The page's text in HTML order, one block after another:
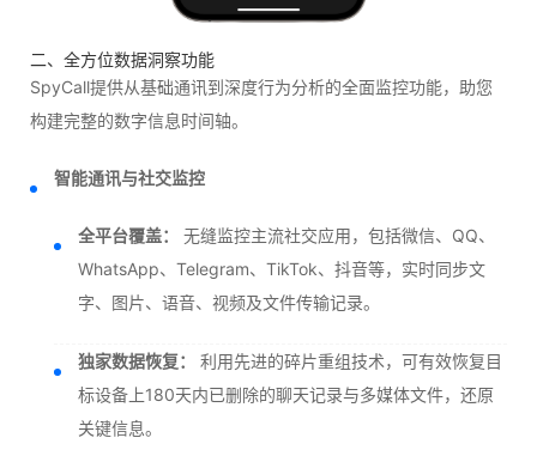
二、全方位数据洞察功能
SpyCall提供从基础通讯到深度行为分析的全面监控功能，助您
构建完整的数字信息时间轴。
智能通讯与社交监控
全平台覆盖：
无缝监控主流社交应用，包括微信、QQ、
WhatsApp、Telegram、TikTok、抖音等，实时同步文
字、图片、语音、视频及文件传输记录。
独家数据恢复：
利用先进的碎片重组技术，可有效恢复目
标设备上180天内已删除的聊天记录与多媒体文件，还原
关键信息。